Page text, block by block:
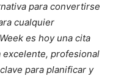
para convertirse
cualquier
es hoy una cita
profesional
para planificar y